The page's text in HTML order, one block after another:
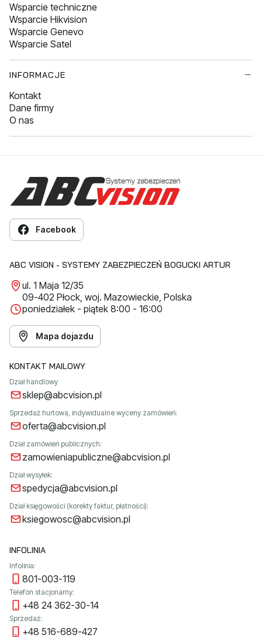
Wsparcie techniczne
Wsparcie Hikvision
Wsparcie Genevo
Wsparcie Satel
INFORMACJE
Kontakt
Dane firmy
O nas
Facebook
ABC VISION - SYSTEMY ZABEZPIECZEŃ BOGUCKI ARTUR
ul. 1 Maja 12/35
09-402 Płock, woj. Mazowieckie, Polska
poniedziałek - piątek 8:00 - 16:00
Mapa dojazdu
KONTAKT MAILOWY
Dział handlowy
sklep@abcvision.pl
Sprzedaż hurtowa, indywidualne wyceny zamówień:
oferta@abcvision.pl
Dział zamówień publicznych:
zamowieniapubliczne@abcvision.pl
Dział wysyłek:
spedycja@abcvision.pl
Dział księgowości (korekty faktur, płatności):
ksiegowosc@abcvision.pl
INFOLINIA
Infolinia:
801-003-119
Telefon stacjonarny:
+48 24 362-30-14
Sprzedaż:
+48 516-689-427